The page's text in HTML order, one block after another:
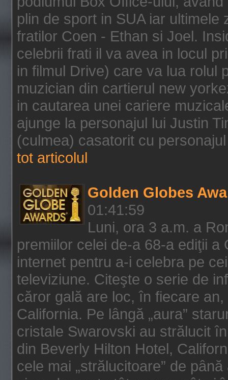
plin de sport in SUA iar
fratilor Coen - Ethan si Joel.
celebrii frati il va avea in locul
in filmul Drive) care va lua rolul
muzician din cartierul new
in cautarea unei cariere
ajunge la personajul lui Justin
(culmea) casatorit cu
tot articolul
Golden Globes
01:41:59
Luni, ora 3 a.m. a
premiilor celei de-a 68-a ediţii
internet pentru a-i celebra pe
televiziune. Citeşte o serie de
căror gală are loc, în fiecare
California. Pe lângă „aura”
cristale Swarovski au strălucit
din Beverly Hilton Hotel,
cele mai „strălucitoare” de